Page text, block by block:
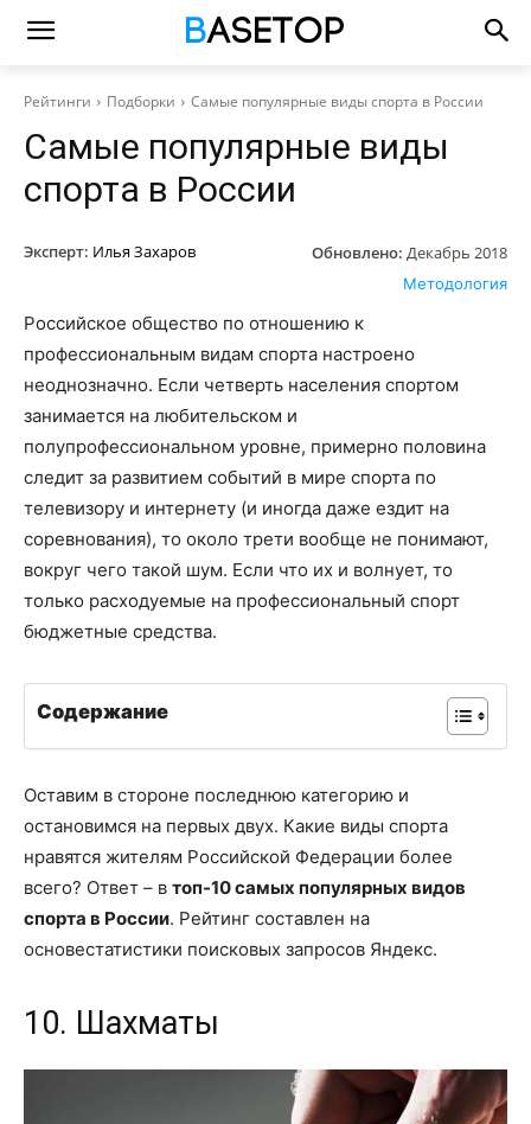
Рейтинги Подборки Самые популярные виды спорта в России
Самые популярные виды
спорта в России
Эксперт: Илья Захаров Обновлено: Декабрь 2018
Методология
Российское общество по отношению к
профессиональным видам спорта настроено
неоднозначно. Если четверть населения спортом
занимается на любительском и
полупрофессиональном уровне, примерно половина
следит за развитием событий в мире спорта по
телевизору и интернету (и иногда даже ездит на
соревнования), то около трети вообще не понимают,
вокруг чего такой шум. Если что их и волнует, то
только расходуемые на профессиональный спорт
бюджетные средства.
Содержание
Оставим в стороне последнюю категорию и
остановимся на первых двух. Какие виды спорта
нравятся жителям Российской Федерации более
всего? Ответ – в топ-10 самых популярных видов
спорта в России. Рейтинг составлен на
основестатистики поисковых запросов Яндекс.
10. Шахматы